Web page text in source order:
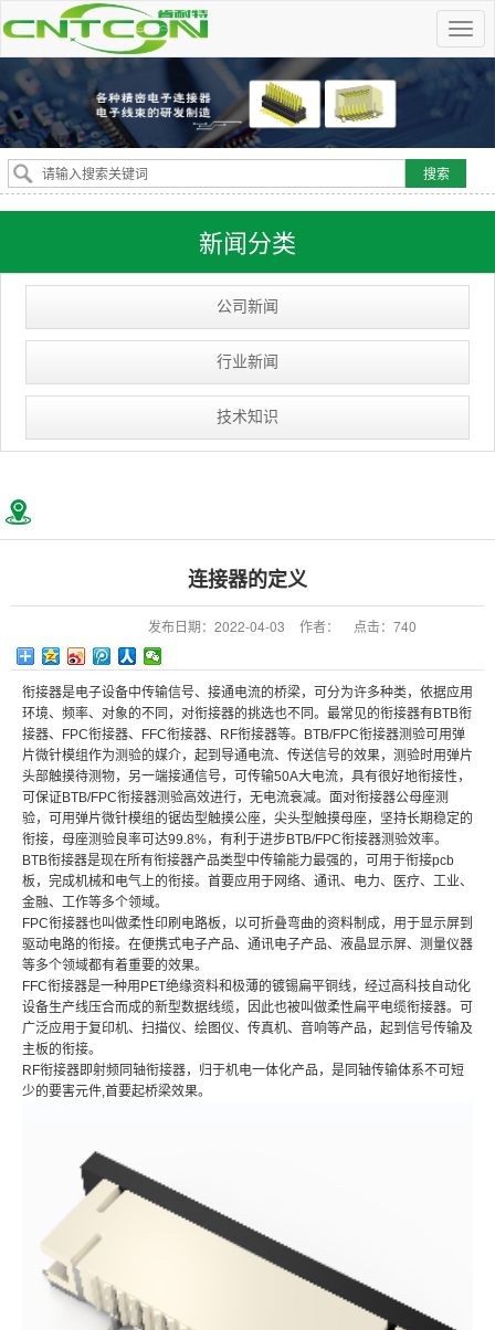
新闻分类
公司新闻
行业新闻
技术知识
连接器的定义
发布日期： 2022-04-03 作者： 点击： 740
衔接器是电子设备中传输信号、接通电流的桥梁，可分为许多种类，依据应用
环境、频率、对象的不同，对衔接器的挑选也不同。最常见的衔接器有BTB衔
接器、FPC衔接器、FFC衔接器、RF衔接器等。BTB/FPC衔接器测验可用弹
片微针模组作为测验的媒介，起到导通电流、传送信号的效果，测验时用弹片
头部触摸待测物，另一端接通信号，可传输50A大电流，具有很好地衔接性，
可保证BTB/FPC衔接器测验高效进行，无电流衰减。面对衔接器公母座测
验，可用弹片微针模组的锯齿型触摸公座，尖头型触摸母座，坚持长期稳定的
衔接，母座测验良率可达99.8%，有利于进步BTB/FPC衔接器测验效率。
BTB衔接器是现在所有衔接器产品类型中传输能力最强的，可用于衔接pcb
板，完成机械和电气上的衔接。首要应用于网络、通讯、电力、医疗、工业、
金融、工作等多个领域。
FPC衔接器也叫做柔性印刷电路板，以可折叠弯曲的资料制成，用于显示屏到
驱动电路的衔接。在便携式电子产品、通讯电子产品、液晶显示屏、测量仪器
等多个领域都有着重要的效果。
FFC衔接器是一种用PET绝缘资料和极薄的镀锡扁平铜线，经过高科技自动化
设备生产线压合而成的新型数据线缆，因此也被叫做柔性扁平电缆衔接器。可
广泛应用于复印机、扫描仪、绘图仪、传真机、音响等产品，起到信号传输及
主板的衔接。
RF衔接器即射频同轴衔接器，归于机电一体化产品，是同轴传输体系不可短
少的要害元件,首要起桥梁效果。